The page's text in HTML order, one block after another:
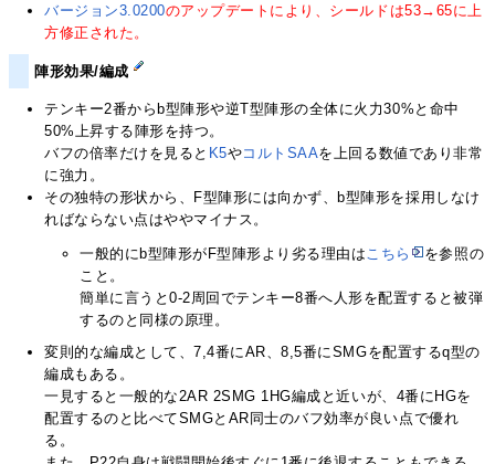
バージョン3.0200のアップデートにより、シールドは53→65に上
方修正された。
陣形効果/編成
テンキー2番からb型陣形や逆T型陣形の全体に火力30%と命中
50%上昇する陣形を持つ。
バフの倍率だけを見ると K5やコルトSAAを上回る数値であり非常
に強力。
その独特の形状から、F型陣形には向かず、b型陣形を採用しなけ
ればならない点はややマイナス。
一般的にb型陣形がF型陣形より劣る理由は こちら
を参照の
こと。
簡単に言うと0-2周回でテンキー8番へ人形を配置すると被弾
するのと同様の原理。
変則的な編成として、7,4番にAR、8,5番にSMGを配置するq型の
編成もある。
一見すると一般的な2AR 2SMG 1HG編成と近いが、4番にHGを
配置するのと比べてSMGとAR同士のバフ効率が良い点で優れ
る。